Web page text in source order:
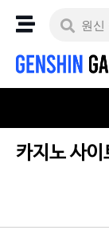
카지노 사이